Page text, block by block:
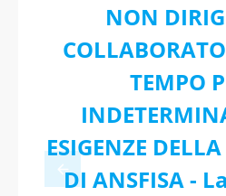
NON
TEMPO
ESIGENZE
DI ANSFISA -